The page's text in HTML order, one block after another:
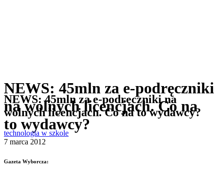
NEWS: 45mln za e-podręczniki
na wolnych licencjach. Co na
to wydawcy?
NEWS: 45mln za e-podręczniki na
wolnych licencjach. Co na to wydawcy?
technologia w szkole
7 marca 2012
Gazeta Wyborcza: